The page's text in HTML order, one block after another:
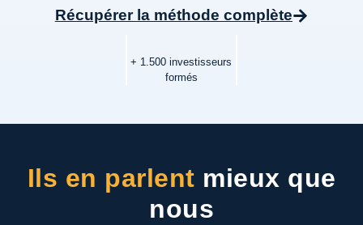
Récupérer la méthode complète
+ 1.500 investisseurs
formés
Ils en parlent mieux que
nous